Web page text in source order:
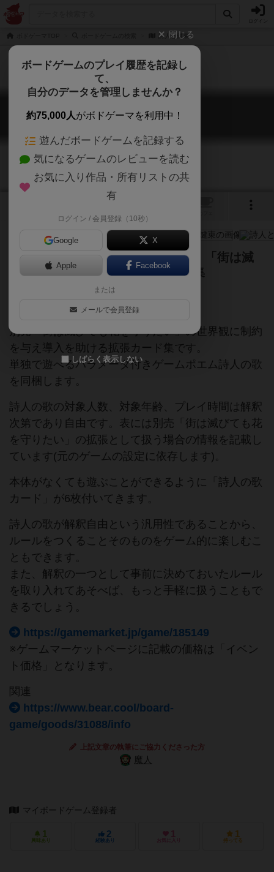
詩人と鍵束
詩人と鍵束
Bard with a bunch of keys
パラメータ付きゲームポエム・兼・「街は滅
びても花を守りたい」拡張カード集
別売「街は滅びても花を守りたい」の世界観に制約
を与え導入を助ける拡張カード集です。
単独で遊べるパラメータ付きゲームポエム詩人の歌
を同梱します。
詩人の歌の対象人数、対象年齢、プレイ時間は解釈
次第であり自由です。表には別売「街は滅びても花
を守りたい」の拡張として扱う場合の情報を記載し
ています(元のゲームの設定に依存します)。
本体がなくても遊ぶことができるように「詩人の歌
カード」が6枚付いてきます。
詩人の歌が解釈自由という汎用性であることから、
ルールをつくることそのものをゲーム的に楽しむこ
ともできます。
また、解釈の一つとして事前に決めておいたルール
を取り入れてあそべば、もっと手軽に扱うこともで
きるでしょう。
https://gamemarket.jp/game/185149
※ゲームマーケットページに記載の価格は「イベン
ト価格」となります。
関連
https://www.bear.cool/board-
game/goods/31088/info
上記文章の執筆にご協力くださった方
魔人
マイボードゲーム登録者
1
興味あり
2
経験あり
1
お気に入り
1
持ってる
閉じる
ボードゲームのプレイ履歴を記録し
て、
自分のデータを管理しませんか？
約75,000人がボドゲーマを利用中！
遊んだボードゲームを記録する
気になるゲームのレビューを読む
お気に入り作品・所有リストの共
有
ログイン / 会員登録（10秒）
Google X
Apple Facebook
または
メールで会員登録
しばらく表示しない